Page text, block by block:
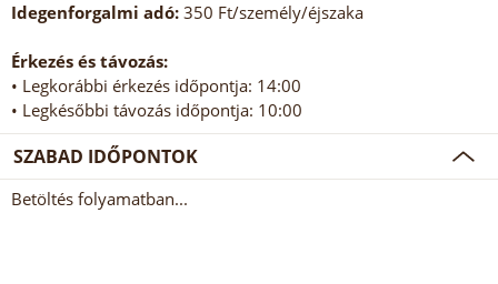
Idegenforgalmi adó: 350 Ft/személy/éjszaka
Érkezés és távozás:
• Legkorábbi érkezés időpontja: 14:00
• Legkésőbbi távozás időpontja: 10:00
SZABAD IDŐPONTOK
Betöltés folyamatban...